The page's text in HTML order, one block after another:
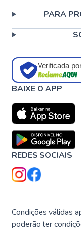
PARA
Verificada por
BAIXE O APP
REDES SOCIAIS
Condições válidas
poderão ter